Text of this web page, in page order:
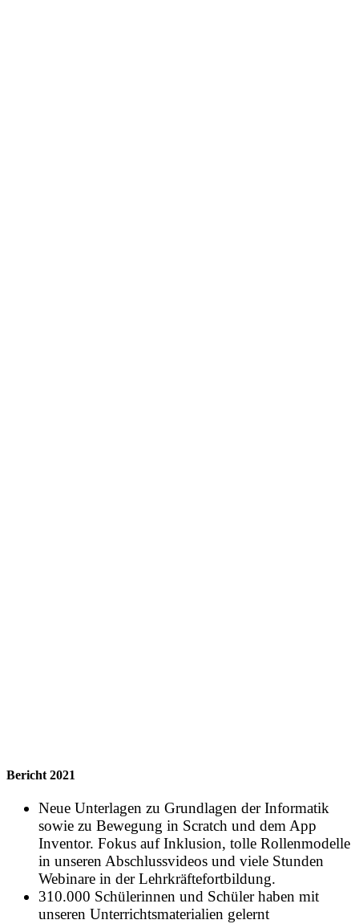
Bericht 2021
Neue Unterlagen zu Grundlagen der Informatik
sowie zu Bewegung in Scratch und dem App
Inventor. Fokus auf Inklusion, tolle Rollenmodelle
in unseren Abschlussvideos und viele Stunden
Webinare in der Lehrkräftefortbildung.
310.000 Schülerinnen und Schüler haben mit
unseren Unterrichtsmaterialien gelernt